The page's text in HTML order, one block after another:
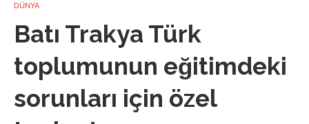
DÜNYA
Batı Trakya Türk
toplumunun eğitimdeki
sorunları için özel